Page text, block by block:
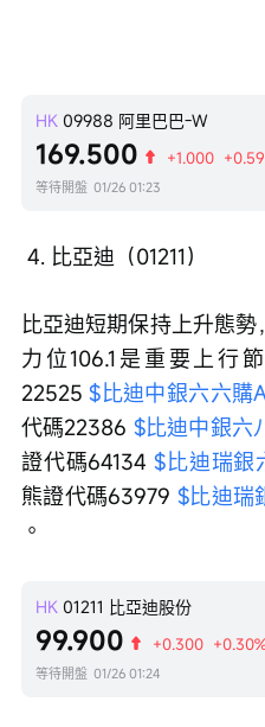
HK 09988 阿里巴巴-W
169.500 +1.000
等待開盤 01/26 01:23
4. 比亞迪（01211）
比亞迪短期保持上升態
力位106.1是重要上行
22525 $比迪中銀六六購
代碼22386 $比迪中銀六
證代碼64134 $比迪瑞銀
熊證代碼63979 $比迪瑞
。
HK 01211 比亞迪股份
99.900 +0.300
等待開盤 01/26 01:24